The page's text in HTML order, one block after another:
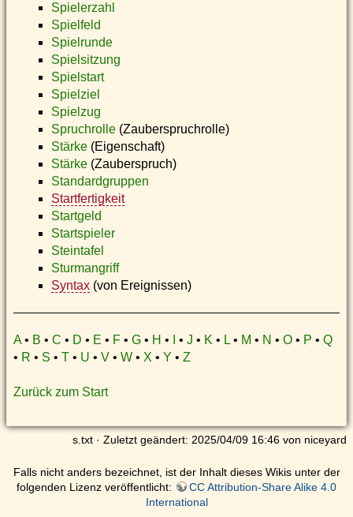
Spielerzahl
Spielfeld
Spielrunde
Spielsitzung
Spielstart
Spielziel
Spielzug
Spruchrolle (Zauberspruchrolle)
Stärke (Eigenschaft)
Stärke (Zauberspruch)
Standardgruppen
Startfertigkeit
Startgeld
Startspieler
Steintafel
Sturmangriff
Syntax (von Ereignissen)
A • B • C • D • E • F • G • H • • J • K • L • M • N • O • P • Q
• R • S • T • U • V • W • X • Y • Z
Zurück zum Start
s.txt · Zuletzt geändert: 2025/04/09 16:46 von niceyard
Falls nicht anders bezeichnet, ist der Inhalt dieses Wikis unter der
folgenden Lizenz veröffentlicht:
CC Attribution-Share Alike 4.0
International